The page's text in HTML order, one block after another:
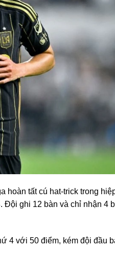
hoàn tất cú hat-trick trong
ghi 12 bàn và chỉ nhận 4
4 với 50 điểm, kém đội đầu